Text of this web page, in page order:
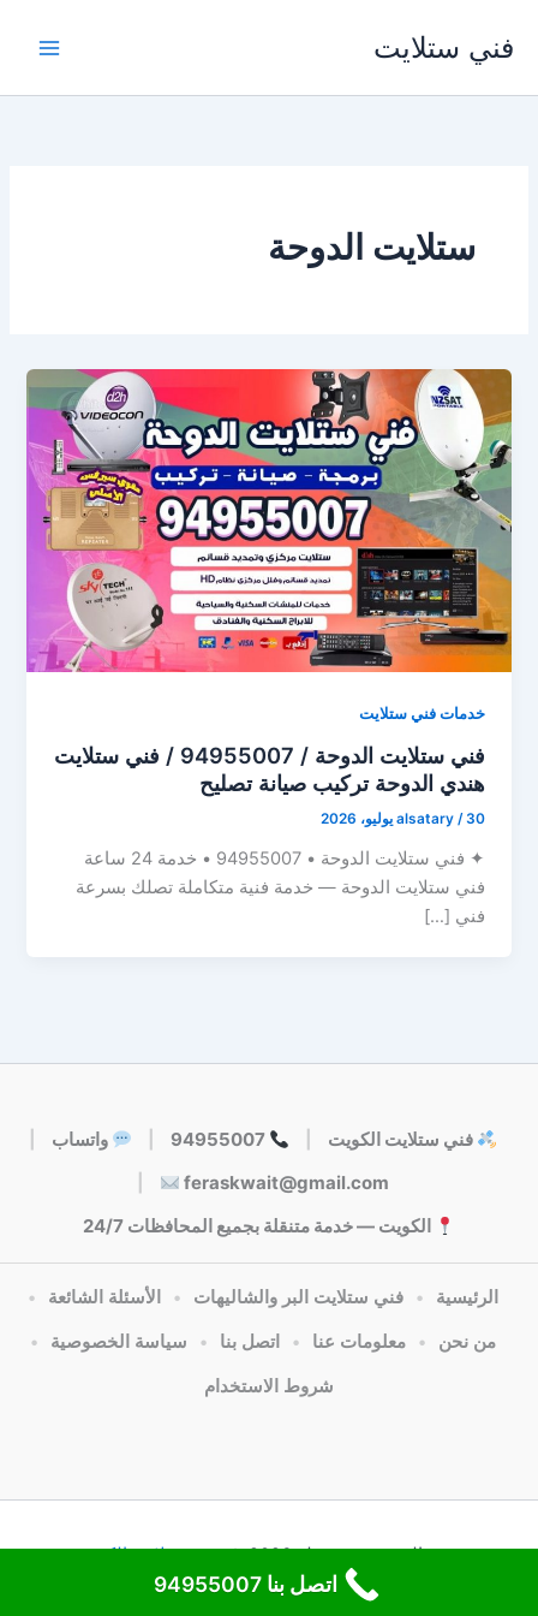
المحتوى
فني ستلايت
ستلايت الدوحة
خدمات فني ستلايت
فني ستلايت الدوحة / 94955007 / فني ستلايت
هندي الدوحة تركيب صيانة تصليح
alsatary /30 يوليو، 2026
✦ فني ستلايت الدوحة • 94955007 • خدمة 24 ساعة
فني ستلايت الدوحة — خدمة فنية متكاملة تصلك بسرعة
فني […]
فني ستلايت الكويت 94955007 واتساب
feraskwait@gmail.com
الكويت — خدمة متنقلة بجميع المحافظات 24/7
الرئيسية • فني ستلايت البر والشاليهات • الأسئلة الشائعة •
من نحن • معلومات عنا • اتصل بنا • سياسة الخصوصية •
شروط الاستخدام
جميع الحقوق محفوظة 2026 @ فني ستلايت الكويت
اتصل بنا 94955007